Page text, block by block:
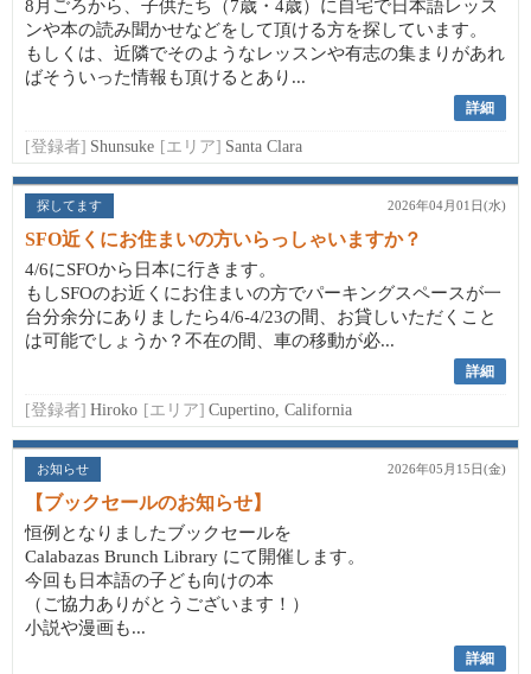
8月ごろから、子供たち（7歳・4歳）に自宅で日本語レッス
ンや本の読み聞かせなどをして頂ける方を探しています。
もしくは、近隣でそのようなレッスンや有志の集まりがあれ
ばそういった情報も頂けるとあり...
詳細
[登録者] Shunsuke [エリア] Santa Clara
探してます 2026年04月01日(水)
SFO近くにお住まいの方いらっしゃいますか？
4/6にSFOから日本に行きます。
もしSFOのお近くにお住まいの方でパーキングスペースが一
台分余分にありましたら4/6-4/23の間、お貸しいただくこと
は可能でしょうか？不在の間、車の移動が必...
詳細
[登録者] Hiroko [エリア] Cupertino, California
お知らせ 2026年05月15日(金)
【ブックセールのお知らせ】
恒例となりましたブックセールを
Calabazas Brunch Library にて開催します。
今回も日本語の子ども向けの本
（ご協力ありがとうございます！）
小説や漫画も...
詳細